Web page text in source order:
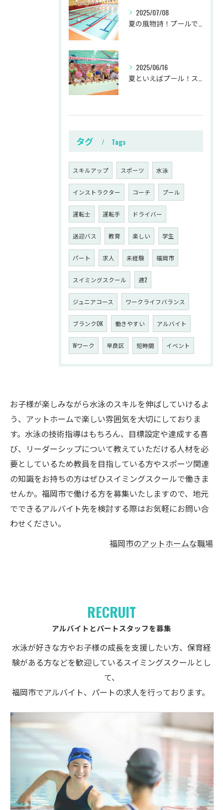
2025/07/08
2025/06/16
タグ Tags
スキルアップ スポーツ 水泳
インストラクター コーチ プール
運転士 運転手 ドライバー
送迎バス 教育 楽しい 学生
パート 求人 未経験 福岡市
スイミングスクール 週2
ジュニアコース ワークライフバランス
ブランクOK 働きやすい アルバイト
Wワーク 早良区 短時間 イベント
お子様が楽しみながら水泳のスキルを伸ばしていけるよ
う、アットホームで楽しい雰囲気を大切にしておりま
す。水泳の技術指導はもちろん、目標設定や達成する喜
び、リーダーシップについて教えていただける人材を必
要としているため教員を目指している方やスポーツ関連
の知識をお持ちの方はぜひスイミングスクールで働きま
せんか。福岡市で働ける方を募集いたしますので、地元
でできるアルバイト先を検討する際はお気軽にお問い合
わせください。
福岡市のアットホームな職場
アルバイトとパートスタッフを募集
RECRUIT
水泳が好きな方やお子様の成長を支援したい方、保育経
験がある方などを歓迎しているスイミングスクールとし
て、
福岡市でアルバイト、パートの求人を行っております。